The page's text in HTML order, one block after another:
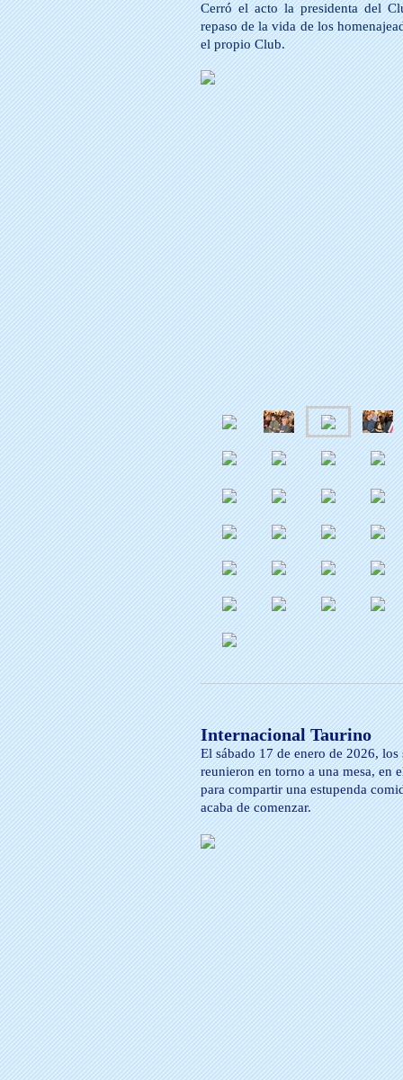
Cerró el acto la presidenta del
repaso de la vida de los
el propio Club.
Internacional Taurino
El sábado 17 de enero de 2026,
reunieron en torno a una mesa, en
para compartir una estupenda
acaba de comenzar.